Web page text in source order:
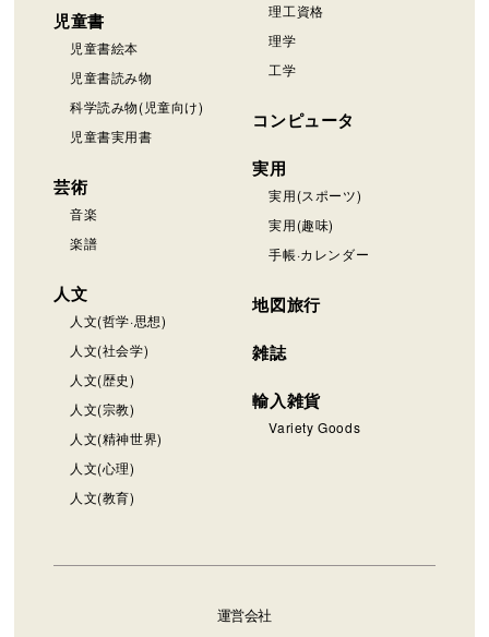
児童書
児童書絵本
児童書読み物
科学読み物(児童向け)
児童書実用書
芸術
音楽
楽譜
人文
人文(哲学·思想)
人文(社会学)
人文(歴史)
人文(宗教)
人文(精神世界)
人文(心理)
人文(教育)
理工資格
理学
工学
コンピュータ
実用
実用(スポーツ)
実用(趣味)
手帳·カレンダー
地図旅行
雑誌
輸入雑貨
Variety Goods
運営会社